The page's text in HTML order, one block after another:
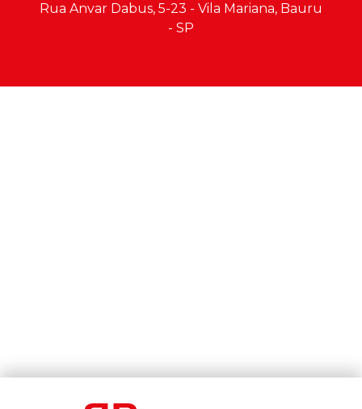
Rua Anvar Dabus, 5-23 - Vila Mariana, Bauru
- SP